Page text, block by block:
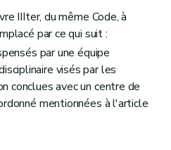
IIIter, du même Code, à
par ce qui suit :
par une équipe
visés par les
conclues avec un centre de
mentionnées à l'article